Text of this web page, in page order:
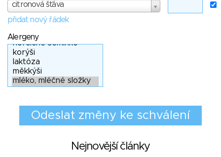
citronová šťáva
přidat nový řádek
Alergeny
Nejnovější články